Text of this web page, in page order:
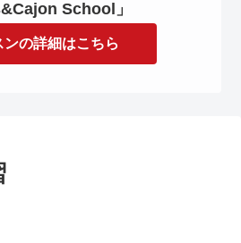
School」
ンの詳細はこちら